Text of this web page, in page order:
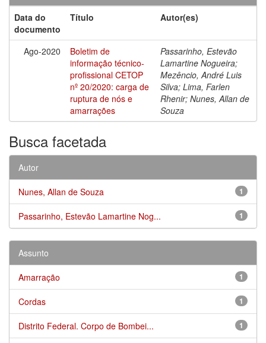
Data do
documento
Título Autor(es)
Ago-2020
Boletim de
informação técnico-
profissional CETOP
nº 20/2020: carga de
ruptura de nós e
amarrações
Passarinho, Estevão
Lamartine Nogueira;
Mezêncio, André Luis
Silva; Lima, Farlen
Rhenir; Nunes, Allan de
Souza
Busca facetada
Autor
1
Nunes, Allan de Souza
1
Passarinho, Estevão Lamartine Nog...
Assunto
1
Amarração
1
Cordas
1
Distrito Federal. Corpo de Bombei...